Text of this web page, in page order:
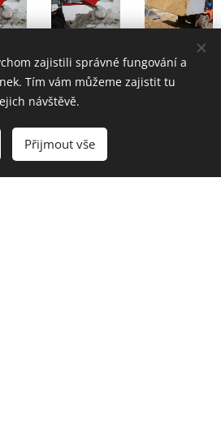
zajistili správné fungování a
Tím vám můžeme zajistit tu
návštěvě.
Přijmout vše